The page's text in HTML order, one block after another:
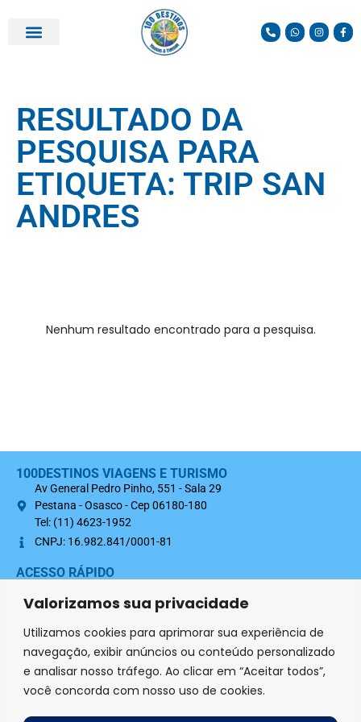
Valorizamos sua privacidade
Utilizamos cookies para aprimorar sua experiência de
navegação, exibir anúncios ou conteúdo personalizado
e analisar nosso tráfego. Ao clicar em “Aceitar todos”,
você concorda com nosso uso de cookies.
RESULTADO DA
PESQUISA PARA
ETIQUETA: TRIP SAN
ANDRES
Nenhum resultado encontrado para a pesquisa.
100DESTINOS VIAGENS E TURISMO
Av General Pedro Pinho, 551 - Sala 29
Pestana - Osasco - Cep 06180-180
Tel: (11) 4623-1952
CNPJ: 16.982.841/0001-81
ACESSO RÁPIDO
SIGA-NOS NAS REDES SOCIAIS